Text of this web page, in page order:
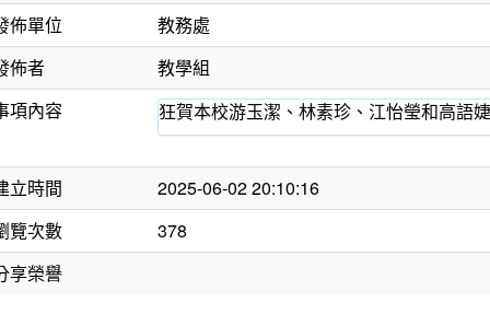
佈單位
教務處
佈者
教學組
項內容
狂賀本校游玉潔、林素珍、江怡瑩和高語
立時間
2025-06-02 20:10:16
覽次數
378
享榮譽